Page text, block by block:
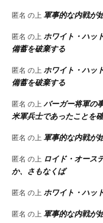
匿名 の上軍事的な内戦が
匿名 の上ホワイト・ハッ
備蓄を破棄する
匿名 の上ホワイト・ハッ
備蓄を破棄する
匿名 の上バーガー将軍の
米軍兵士であったことを
匿名 の上軍事的な内戦が
匿名 の上 ロイド・オース
か、さもなくば
匿名 の上ホワイト・ハッ
匿名 の上軍事的な内戦が